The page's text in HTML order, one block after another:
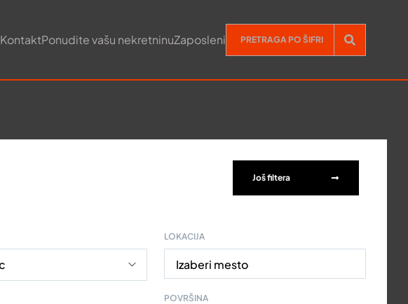
KontaktPonudite vašu nekretninuZaposleni
Još filtera
LOKACIJA
Izaberi mesto
POVRŠINA